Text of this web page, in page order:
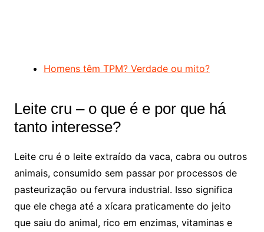
Homens têm TPM? Verdade ou mito?
Leite cru – o que é e por que há
tanto interesse?
Leite cru é o leite extraído da vaca, cabra ou outros
animais, consumido sem passar por processos de
pasteurização ou fervura industrial. Isso significa
que ele chega até a xícara praticamente do jeito
que saiu do animal, rico em enzimas, vitaminas e